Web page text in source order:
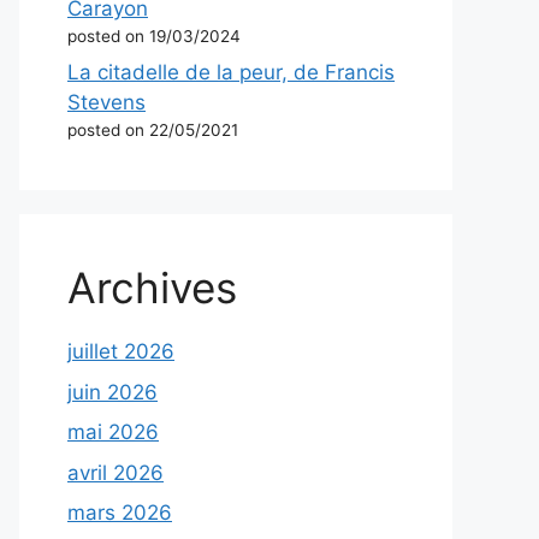
Carayon
posted on 19/03/2024
La citadelle de la peur, de Francis
Stevens
posted on 22/05/2021
Archives
juillet 2026
juin 2026
mai 2026
avril 2026
mars 2026